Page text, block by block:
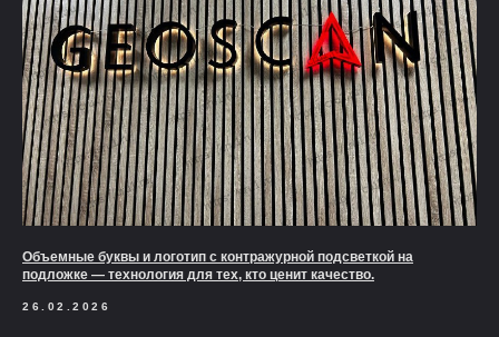
Объемные буквы и логотип с контражурной подсветкой на
подложке — технология для тех, кто ценит качество.
26.02.2026